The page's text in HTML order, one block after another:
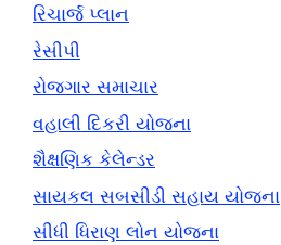
રિચાર્જ પ્લાન
રેસીપી
રોજગાર સમાચાર
વહાલી દિકરી યોજના
શૈક્ષણિક કેલેન્ડર
સાયકલ સબસીડી સહાય યોજના
સીધી ધિરાણ લોન યોજના